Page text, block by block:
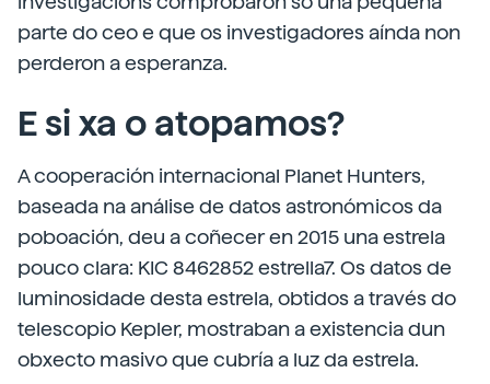
parte do ceo e que os investigadores aínda non
perderon a esperanza.
E si xa o atopamos?
A cooperación internacional Planet Hunters,
baseada na análise de datos astronómicos da
poboación, deu a coñecer en 2015 una estrela
pouco clara: KIC 8462852 estrella7. Os datos de
luminosidade desta estrela, obtidos a través do
telescopio Kepler, mostraban a existencia dun
obxecto masivo que cubría a luz da estrela.